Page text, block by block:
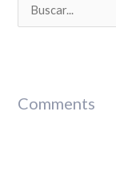
a
Comments